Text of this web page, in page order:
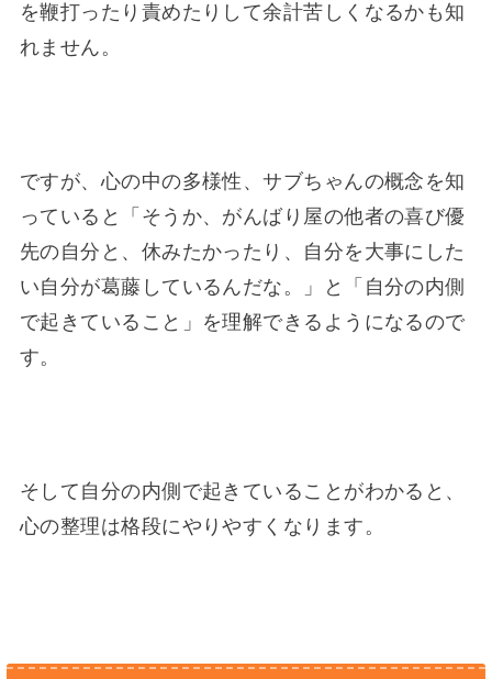
を鞭打ったり責めたりして余計苦しくなるかも知
れません。
ですが、心の中の多様性、サブちゃんの概念を知
っていると「そうか、がんばり屋の他者の喜び優
先の自分と、休みたかったり、自分を大事にした
い自分が葛藤しているんだな。」と「自分の内側
で起きていること」を理解できるようになるので
す。
そして自分の内側で起きていることがわかると、
心の整理は格段にやりやすくなります。